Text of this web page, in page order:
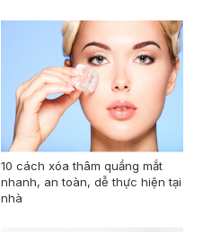
10 cách xóa thâm quầng mắt
nhanh, an toàn, dễ thực hiện tại
nhà